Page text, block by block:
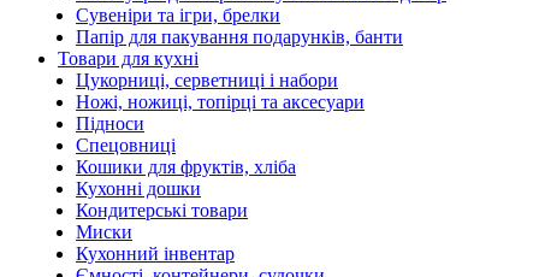
Сувеніри та ігри, брелки
Папір для пакування подарунків, банти
Товари для кухні
Цукорниці, серветниці і набори
Ножі, ножиці, топірці та аксесуари
Підноси
Спецовниці
Кошики для фруктів, хліба
Кухонні дошки
Кондитерські товари
Миски
Кухонний інвентар